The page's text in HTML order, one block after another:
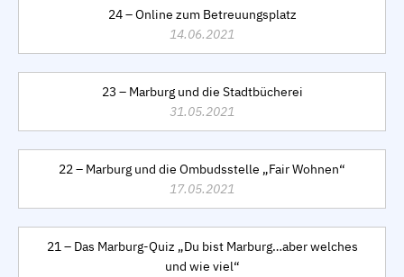
24 – Online zum Betreuungsplatz
14.06.2021
23 – Marburg und die Stadtbücherei
31.05.2021
22 – Marburg und die Ombudsstelle „Fair Wohnen“
17.05.2021
21 – Das Marburg-Quiz „Du bist Marburg…aber welches
und wie viel“